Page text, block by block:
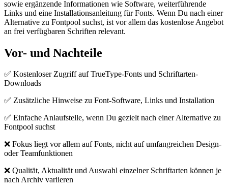
sowie ergänzende Informationen wie Software, weiterführende
Links und eine Installationsanleitung für Fonts. Wenn Du nach einer
Alternative zu Fontpool suchst, ist vor allem das kostenlose Angebot
an frei verfügbaren Schriften relevant.
Vor- und Nachteile
✅ Kostenloser Zugriff auf TrueType-Fonts und Schriftarten-
Downloads
✅ Zusätzliche Hinweise zu Font-Software, Links und Installation
✅ Einfache Anlaufstelle, wenn Du gezielt nach einer Alternative zu
Fontpool suchst
❌ Fokus liegt vor allem auf Fonts, nicht auf umfangreichen Design-
oder Teamfunktionen
❌ Qualität, Aktualität und Auswahl einzelner Schriftarten können je
nach Archiv variieren